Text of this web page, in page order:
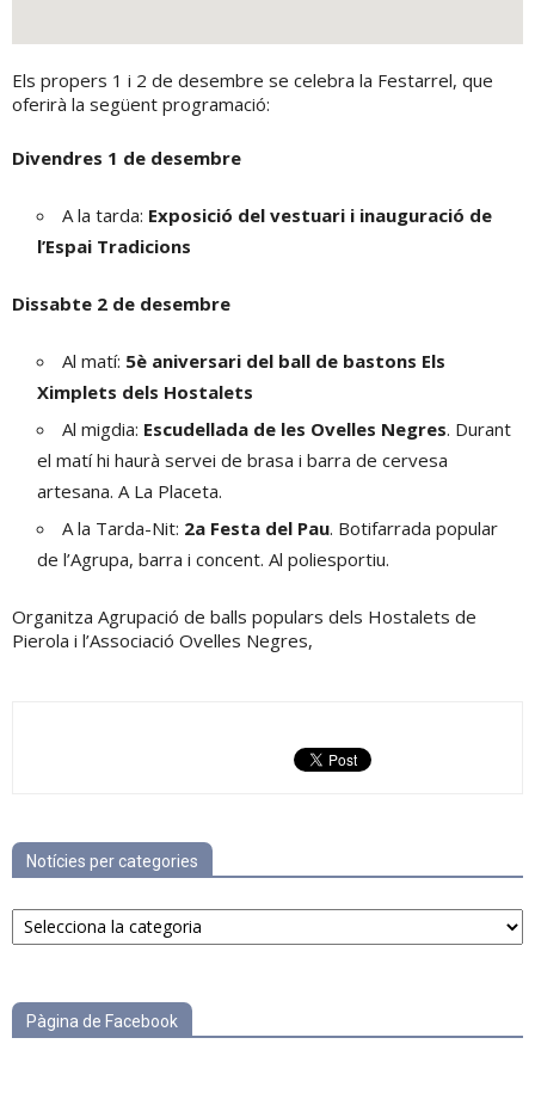
Els propers 1 i 2 de desembre se celebra la Festarrel, que
oferirà la següent programació:
Divendres 1 de desembre
A la tarda: Exposició del vestuari i inauguració de
l’Espai Tradicions
Dissabte 2 de desembre
Al matí: 5è aniversari del ball de bastons Els
Ximplets dels Hostalets
Al migdia: Escudellada de les Ovelles Negres. Durant
el matí hi haurà servei de brasa i barra de cervesa
artesana. A La Placeta.
A la Tarda-Nit: 2a Festa del Pau. Botifarrada popular
de l’Agrupa, barra i concent. Al poliesportiu.
Organitza Agrupació de balls populars dels Hostalets de
Pierola i l’Associació Ovelles Negres,
Notícies per categories
Notícies
per
Pàgina de Facebook